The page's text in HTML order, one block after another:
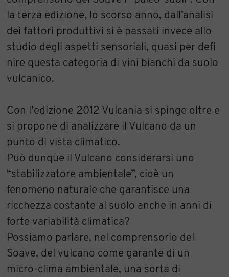
la terza edizione, lo scorso anno, dall’analisi
dei fattori produttivi si è passati invece allo
studio degli aspetti sensoriali, quasi per defi
nire questa categoria di vini bianchi da suolo
vulcanico.
Con l’edizione 2012 Vulcania si spinge oltre e
si propone di analizzare il Vulcano da un
punto di vista climatico.
Può dunque il Vulcano considerarsi uno
“stabilizzatore ambientale”, cioè un
fenomeno naturale che garantisce una
ricchezza costante al suolo anche in anni di
forte variabilità climatica?
Possiamo parlare, nel comprensorio del
Soave, del vulcano come garante di un
micro-clima ambientale, una sorta di